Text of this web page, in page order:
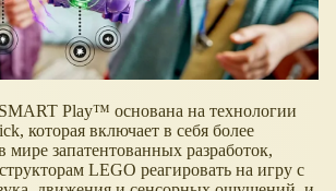
Play™ основана на технологии
которая включает в себя более
мире запатентованных разработок,
LEGO реагировать на игру с